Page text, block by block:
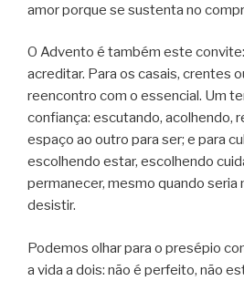
amor porque se sustenta no
O Advento é também este
acreditar. Para os casais, crentes
reencontro com o essencial. Um
confiança: escutando, acolhendo,
espaço ao outro para ser; e para
escolhendo estar, escolhendo
permanecer, mesmo quando seria
desistir.
Podemos olhar para o presépio
a vida a dois: não é perfeito, não